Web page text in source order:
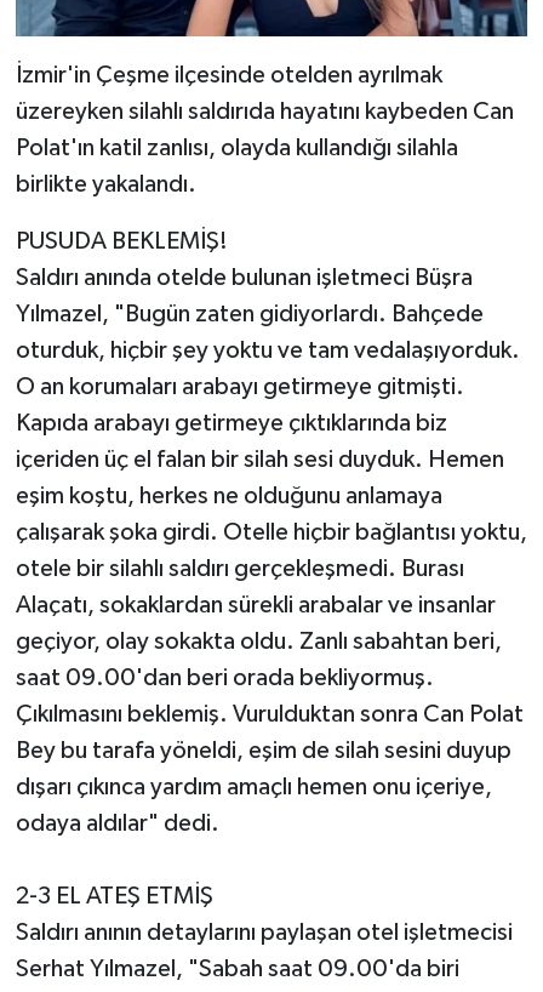
İzmir'in Çeşme ilçesinde otelden ayrılmak
üzereyken silahlı saldırıda hayatını kaybeden Can
Polat'ın katil zanlısı, olayda kullandığı silahla
birlikte yakalandı.
PUSUDA BEKLEMİŞ!
Saldırı anında otelde bulunan işletmeci Büşra
Yılmazel, "Bugün zaten gidiyorlardı. Bahçede
oturduk, hiçbir şey yoktu ve tam vedalaşıyorduk.
O an korumaları arabayı getirmeye gitmişti.
Kapıda arabayı getirmeye çıktıklarında biz
içeriden üç el falan bir silah sesi duyduk. Hemen
eşim koştu, herkes ne olduğunu anlamaya
çalışarak şoka girdi. Otelle hiçbir bağlantısı yoktu,
otele bir silahlı saldırı gerçekleşmedi. Burası
Alaçatı, sokaklardan sürekli arabalar ve insanlar
geçiyor, olay sokakta oldu. Zanlı sabahtan beri,
saat 09.00'dan beri orada bekliyormuş.
Çıkılmasını beklemiş. Vurulduktan sonra Can Polat
Bey bu tarafa yöneldi, eşim de silah sesini duyup
dışarı çıkınca yardım amaçlı hemen onu içeriye,
odaya aldılar" dedi.
2-3 EL ATEŞ ETMİŞ
Saldırı anının detaylarını paylaşan otel işletmecisi
Serhat Yılmazel, "Sabah saat 09.00'da biri